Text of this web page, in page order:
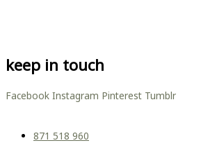
keep in touch
Facebook Instagram Pinterest Tumblr
871 518 960